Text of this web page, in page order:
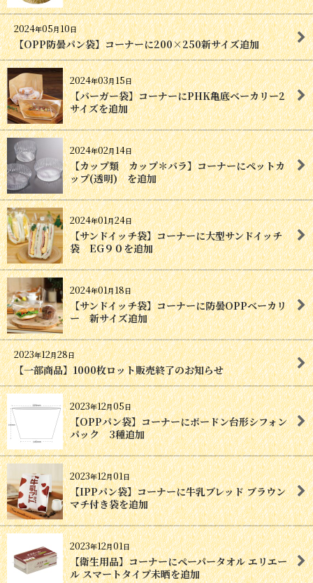
2024年05月10日
【OPP防曇パン袋】コーナーに200×250新サイズ追加
2024年03月15日
【バーガー袋】コーナーにPHK亀底ベーカリー2
サイズを追加
2024年02月14日
【カップ類 カップ＊バラ】コーナーにペットカ
ップ(透明) を追加
2024年01月24日
【サンドイッチ袋】コーナーに大型サンドイッチ
袋 EG９０を追加
2024年01月18日
【サンドイッチ袋】コーナーに防曇OPPベーカリ
ー 新サイズ追加
2023年12月28日
【一部商品】1000枚ロット販売終了のお知らせ
2023年12月05日
【OPPパン袋】コーナーにボードン台形シフォン
パック 3種追加
2023年12月01日
【IPPパン袋】コーナーに牛乳ブレッド ブラウン
マチ付き袋を追加
2023年12月01日
【衛生用品】コーナーにペーパータオル エリエー
ル スマートタイプ未晒を追加